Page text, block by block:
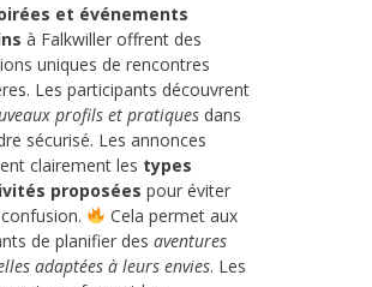
et événements
à Falkwiller offrent des
uniques de rencontres
Les participants découvrent
profils et pratiques dans
sécurisé. Les annonces
clairement les types
proposées pour éviter
Cela permet aux
de planifier des aventures
adaptées à leurs envies. Les